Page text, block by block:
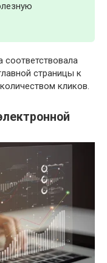
соответствовала
страницы к
кликов.